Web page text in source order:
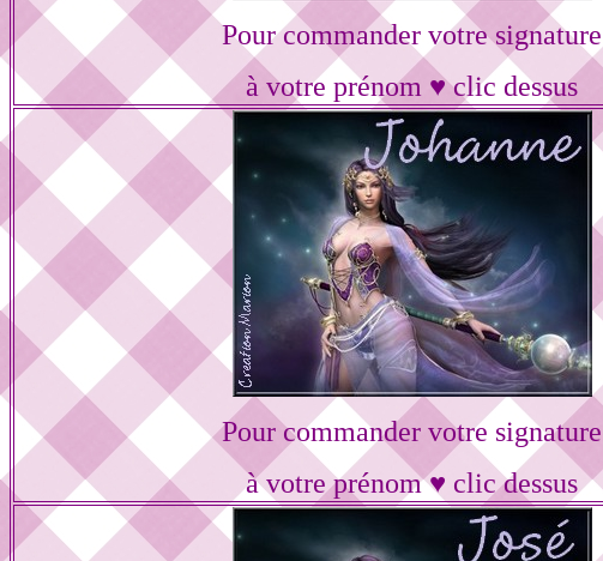
Pour commander votre signature
à votre prénom ♥ clic dessus
Pour commander votre signature
à votre prénom ♥ clic dessus